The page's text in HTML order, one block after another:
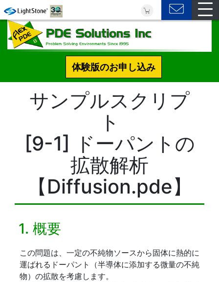
体験版のお申し込み
サンプルスクリプ
ト
[9-1] ドーパントの
拡散解析
【Diffusion.pde】
1. 概要
この問題は、一定の不純物ソースから固体に熱的に
運ばれるドーパント（半導体に添加する微量の不純
物）の拡散を考慮します。